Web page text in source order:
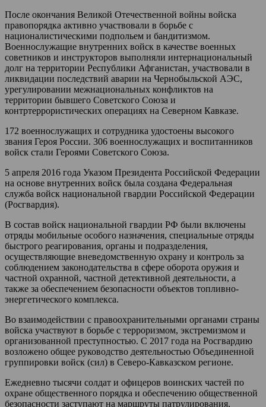
После окончания Великой Отечественной войны войска
правопорядка активно участвовали в борьбе с
националистическими подпольем и бандитизмом.
Военнослужащие внутренних войск в качестве военных
советников и инструкторов выполняли интернациональный
долг на территории Республики Афганистан, участвовали в
ликвидации последствий аварии на Чернобыльской АЭС,
урегулировании межнациональных конфликтов на
территории бывшего Советского Союза и
контртеррористических операциях на Северном Кавказе.
172 военнослужащих и сотрудника удостоены высокого
звания Героя России. 306 военнослужащих и воспитанников
войск стали Героями Советского Союза.
5 апреля 2016 года Указом Президента Российской Федерации
на основе внутренних войск была создана Федеральная
служба войск национальной гвардии Российской Федерации
(Росгвардия).
В состав войск национальной гвардии РФ были включены
отряды мобильные особого назначения, специальные отряды
быстрого реагирования, органы и подразделения,
осуществляющие вневедомственную охрану и контроль за
соблюдением законодательства в сфере оборота оружия и
частной охранной, частной детективной деятельности, а
также за обеспечением безопасности объектов топливно-
энергетического комплекса.
Во взаимодействии с правоохранительными органами страны
войска участвуют в борьбе с терроризмом, экстремизмом и
организованной преступностью. С 2017 года на Росгвардию
возложено общее руководство деятельностью Объединенной
группировки войск (сил) в Северо-Кавказском регионе.
Ежедневно тысячи солдат и офицеров воинских частей по
охране общественного порядка и обеспечению общественной
безопасности заступают на маршруты патрулирования,